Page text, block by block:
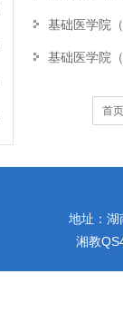
基础医学院
基础医学院
首页
地址：湖
湘教